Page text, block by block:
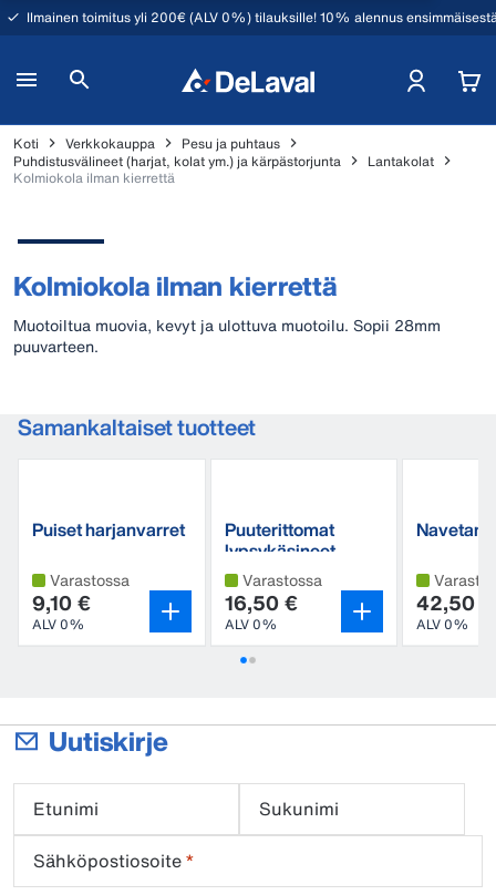
Ilmainen toimitus yli 200€ (ALV 0%) tilauksille! 10% alennus
Koti Verkkokauppa
Pesu ja puhtaus
Puhdistusvälineet (harjat, kolat ym.) ja kärpästorjunta
Lantakolat
Kolmiokola ilman kierrettä
Kolmiokola ilman kierrettä
Muotoiltua muovia, kevyt ja ulottuva muotoilu. Sopii 28mm
puuvarteen.
Samankaltaiset tuotteet
Puiset harjanvarret
Varastossa
9,10 €
ALV 0%
Puuterittomat
lypsykäsineet,
nitriiliä
Varastossa
16,50 €
ALV 0%
42,50 €
ALV 0%
Uutiskirje
Etunimi
Sukunimi
Sähköpostiosoite*